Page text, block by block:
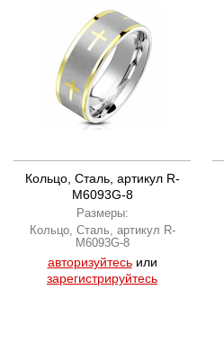
Кольцо, Сталь, артикул R-
M6093G-8
Размеры:
Кольцо, Сталь, артикул R-
M6093G-8
авторизуйтесьили
зарегистрируйтесь